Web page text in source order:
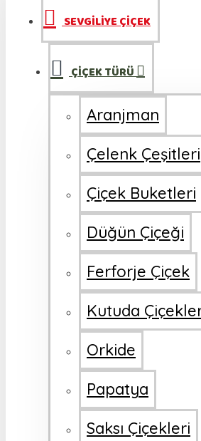
SEVGİLİYE ÇİÇEK
ÇİÇEK TÜRÜ
Aranjman
Çelenk Çeşitleri
Çiçek Buketleri
Düğün Çiçeği
Ferforje Çiçek
Kutuda
Orkide
Papatya
Saksı Çiçekleri